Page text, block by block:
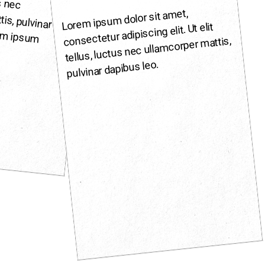
ipsum
Lorem ipsum dolor sit amet,
consectetur adipiscing elit. Ut elit
tellus, luctus nec ullamcorper mattis,
pulvinar dapibus leo.